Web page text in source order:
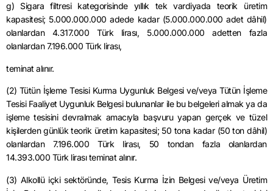
g) Sigara filtresi kategorisinde yıllık tek vardiyada teorik üretim
kapasitesi; 5.000.000.000 adede kadar (5.000.000.000 adet dâhil)
olanlardan 4.317.000 Türk lirası, 5.000.000.000 adetten fazla
olanlardan 7.196.000 Türk lirası,
teminat alınır.
(2) Tütün İşleme Tesisi Kurma Uygunluk Belgesi ve/veya Tütün İşleme
Tesisi Faaliyet Uygunluk Belgesi bulunanlar ile bu belgeleri almak ya da
işleme tesisini devralmak amacıyla başvuru yapan gerçek ve tüzel
kişilerden günlük teorik üretim kapasitesi; 50 tona kadar (50 ton dâhil)
olanlardan 7.196.000 Türk lirası, 50 tondan fazla olanlardan
14.393.000 Türk lirası teminat alınır.
(3) Alkollü içki sektöründe, Tesis Kurma İzin Belgesi ve/veya Üretim